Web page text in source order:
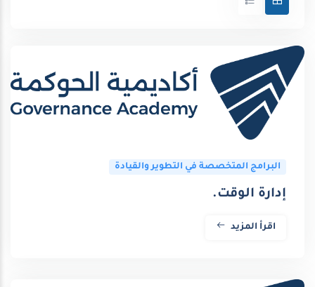
البرامج المتخصصة في التطوير والقيادة
إدارة الوقت.
اقرأ المزيد